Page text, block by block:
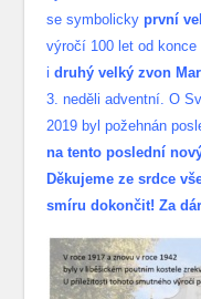
se symbolickyprvní
výročí 100 let od
idruhý velký zvon
3. neděli adventní. O
2019 byl požehnán
na tento poslední
Děkujeme ze srdce
smíru dokončit! Za